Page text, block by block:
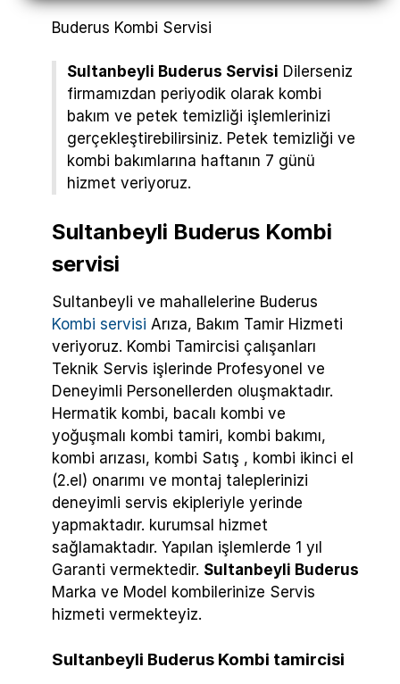
Buderus Kombi Servisi
Sultanbeyli Buderus Servisi Dilerseniz
firmamızdan periyodik olarak kombi
bakım ve petek temizliği işlemlerinizi
gerçekleştirebilirsiniz. Petek temizliği ve
kombi bakımlarına haftanın 7 günü
hizmet veriyoruz.
Sultanbeyli Buderus Kombi
servisi
Sultanbeyli ve mahallelerine Buderus
Kombi servisi Arıza, Bakım Tamir Hizmeti
veriyoruz. Kombi Tamircisi çalışanları
Teknik Servis işlerinde Profesyonel ve
Deneyimli Personellerden oluşmaktadır.
Hermatik kombi, bacalı kombi ve
yoğuşmalı kombi tamiri, kombi bakımı,
kombi arızası, kombi Satış , kombi ikinci el
(2.el) onarımı ve montaj taleplerinizi
deneyimli servis ekipleriyle yerinde
yapmaktadır. kurumsal hizmet
sağlamaktadır. Yapılan işlemlerde 1 yıl
Garanti vermektedir. Sultanbeyli Buderus
Marka ve Model kombilerinize Servis
hizmeti vermekteyiz.
Sultanbeyli Buderus Kombi tamircisi